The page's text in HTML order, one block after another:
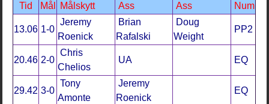
Tid
Mål Målskytt Ass Ass Num
13.06 1-0
Jeremy
Roenick
Brian
Rafalski
Doug
Weight
PP2
20.46 2-0
Chris
Chelios
UA EQ
29.42 3-0
Tony
Amonte
Jeremy
Roenick
EQ